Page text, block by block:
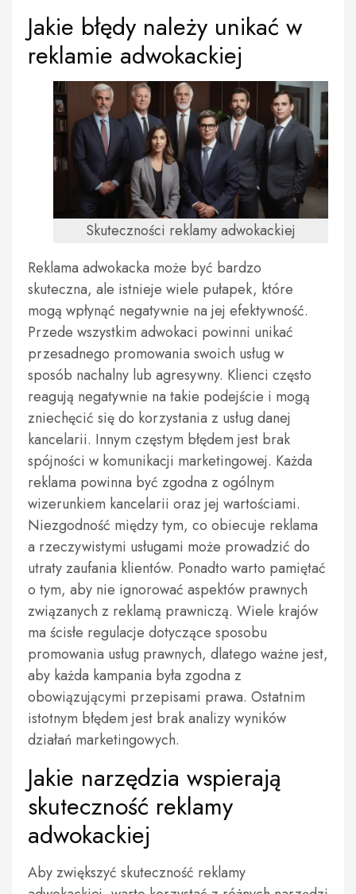
Jakie błędy należy unikać w
reklamie adwokackiej
Skuteczności reklamy adwokackiej
Reklama adwokacka może być bardzo
skuteczna, ale istnieje wiele pułapek, które
mogą wpłynąć negatywnie na jej efektywność.
Przede wszystkim adwokaci powinni unikać
przesadnego promowania swoich usług w
sposób nachalny lub agresywny. Klienci często
reagują negatywnie na takie podejście i mogą
zniechęcić się do korzystania z usług danej
kancelarii. Innym częstym błędem jest brak
spójności w komunikacji marketingowej. Każda
reklama powinna być zgodna z ogólnym
wizerunkiem kancelarii oraz jej wartościami.
Niezgodność między tym, co obiecuje reklama
a rzeczywistymi usługami może prowadzić do
utraty zaufania klientów. Ponadto warto pamiętać
o tym, aby nie ignorować aspektów prawnych
związanych z reklamą prawniczą. Wiele krajów
ma ścisłe regulacje dotyczące sposobu
promowania usług prawnych, dlatego ważne jest,
aby każda kampania była zgodna z
obowiązującymi przepisami prawa. Ostatnim
istotnym błędem jest brak analizy wyników
działań marketingowych.
Jakie narzędzia wspierają
skuteczność reklamy
adwokackiej
Aby zwiększyć skuteczność reklamy